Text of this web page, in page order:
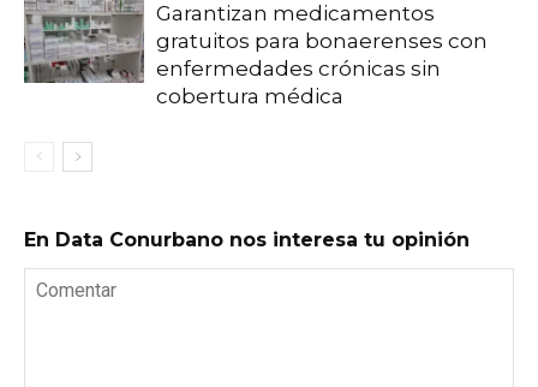
Garantizan medicamentos
gratuitos para bonaerenses con
enfermedades crónicas sin
cobertura médica
En Data Conurbano nos interesa tu opinión